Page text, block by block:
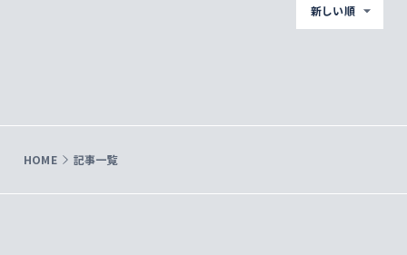
新しい順
HOME 記事一覧